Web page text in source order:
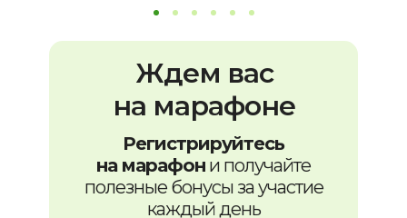
Ждем вас
на марафоне
Регистрируйтесь
на марафон и получайте
полезные бонусы за участие
каждый день